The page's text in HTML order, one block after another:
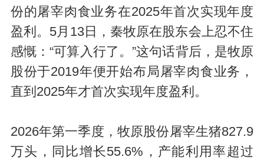
份的屠宰肉食业务在2025年首次实现年度
盈利。5月13日，秦牧原在股东会上忍不住
感慨：“可算入行了。”这句话背后，是牧原
股份于2019年便开始布局屠宰肉食业务，
直到2025年才首次实现年度盈利。
2026年第一季度，牧原股份屠宰生猪827.9
万头，同比增长55.6%，产能利用率超过